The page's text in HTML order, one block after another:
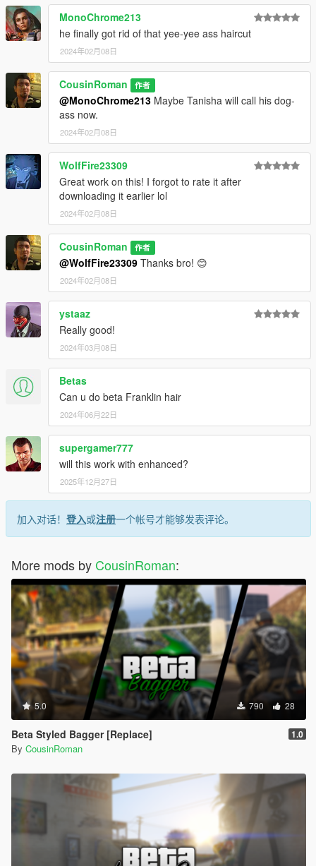
MonoChrome213
he finally got rid of that yee-yee ass haircut
2024年02月08日
CousinRoman 作者
@MonoChrome213 Maybe Tanisha will call his dog-
ass now.
2024年02月08日
WolfFire23309
Great work on this! I forgot to rate it after
downloading it earlier lol
2024年02月08日
CousinRoman 作者
@WolfFire23309 Thanks bro! 😊
2024年02月08日
ystaaz
Really good!
2024年03月08日
Betas
Can u do beta Franklin hair
2024年06月22日
supergamer777
will this work with enhanced?
2025年12月27日
加入对话！ 登入或注册一个帐号才能够发表评论。
More mods by CousinRoman:
5.0 790 28
Beta Styled Bagger [Replace] 1.0
By CousinRoman